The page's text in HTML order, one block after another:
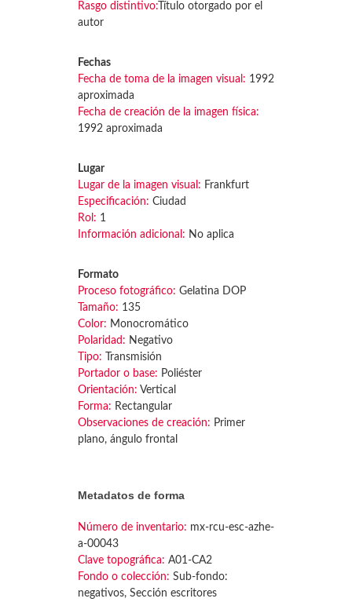
Rasgo distintivo: Título otorgado por el
autor
Fechas
Fecha de toma de la imagen visual: 1992
aproximada
Fecha de creación de la imagen física:
1992 aproximada
Lugar
Lugar de la imagen visual: Frankfurt
Especificación: Ciudad
Rol: 1
Información adicional: No aplica
Formato
Proceso fotográfico: Gelatina DOP
Tamaño: 135
Color: Monocromático
Polaridad: Negativo
Tipo: Transmisión
Portador o base: Poliéster
Orientación: Vertical
Forma: Rectangular
Observaciones de creación: Primer
plano, ángulo frontal
Metadatos de forma
Número de inventario: mx-rcu-esc-azhe-
a-00043
Clave topográfica: A01-CA2
Fondo o colección: Sub-fondo:
negativos, Sección escritores